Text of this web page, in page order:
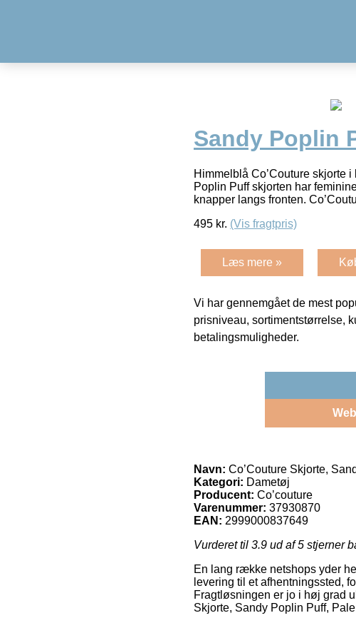
Sandy Poplin
Himmelblå Co’Couture skjorte
Poplin Puff skjorten har
knapper langs fronten.
495 kr. (Vis fragtpris)
Læs mere »
Vi har gennemgået de mest
prisniveau, sortimentstørrelse,
betalingsmuligheder.
Navn: Co’Couture Skjorte,
Kategori: Dametøj
Producent: Co’couture
Varenummer: 37930870
EAN: 2999000837649
Vurderet til 3.9 ud af 5 stjerner
En lang række netshops yder
levering til et afhentningssted,
Fragtløsningen er jo i høj grad
Skjorte, Sandy Poplin Puff,